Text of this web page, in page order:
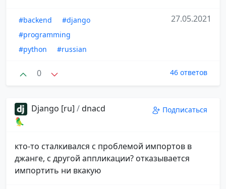
#backend
#django
#programming
#python
#russian
27.05.2021
0 46 ответов
Django [ru] /dnacd
🦜
Подписаться
кто-то сталкивался с проблемой импортов в
джанге, с другой аппликации? отказывается
импортить ни вкакую